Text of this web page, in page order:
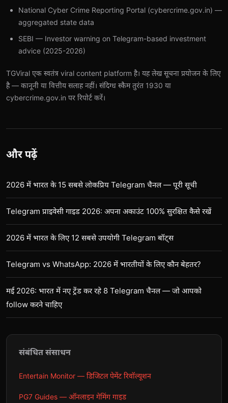
National Cyber Crime Reporting Portal (cybercrime.gov.in) —
aggregated state data
SEBI — Investor warning on Telegram-based investment
advice (2025-2026)
TGViral एक स्वतंत्र viral content platform है। यह लेख सूचना प्रयोजन के लिए
है — कानूनी या वित्तीय सलाह नहीं। संदिग्ध स्कैम तुरंत 1930 या
cybercrime.gov.in पर रिपोर्ट करें।
और पढ़ें
2026 में भारत के 15 सबसे लोकप्रिय Telegram चैनल — पूरी सूची
Telegram प्राइवेसी गाइड 2026: अपना अकाउंट 100% सुरक्षित कैसे रखें
2026 में भारत के लिए 12 सबसे उपयोगी Telegram बॉट्स
Telegram vs WhatsApp: 2026 में भारतीयों के लिए कौन बेहतर?
मई 2026: भारत में नए ट्रेंड कर रहे 8 Telegram चैनल — जो आपको
follow करने चाहिए
संबंधित संसाधन
Entertain Monitor — डिजिटल पेमेंट रिवॉल्यूशन
PG7 Guides — ऑनलाइन गेमिंग गाइड